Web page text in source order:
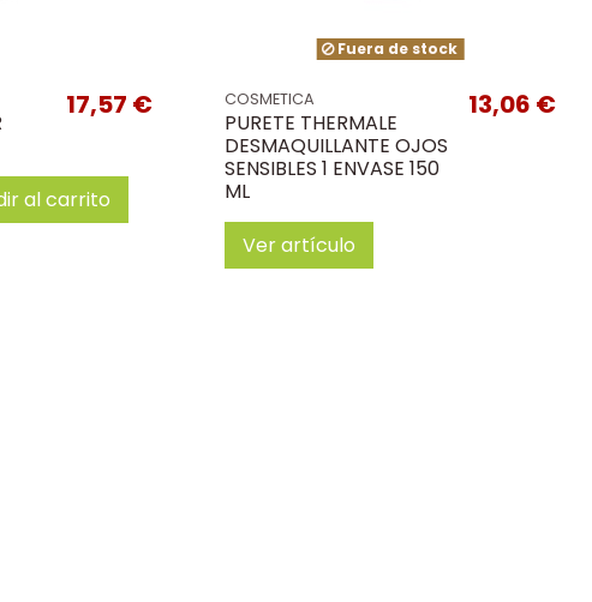
17,57 €
al carrito
Fuera de stock
COSMETICA
PURETE THERMALE
DESMAQUILLANTE OJOS
SENSIBLES 1 ENVASE 150
ML
13,06 €
Ver artículo